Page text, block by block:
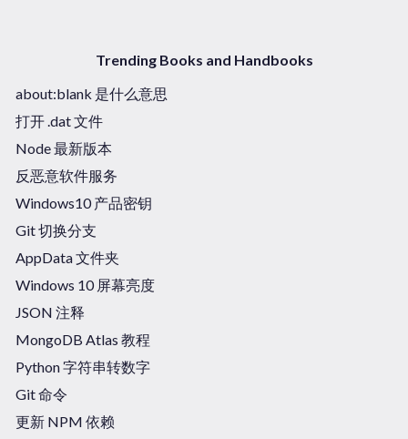
Trending Books and Handbooks
about:blank 是什么意思
打开 .dat 文件
Node 最新版本
反恶意软件服务
Windows10 产品密钥
Git 切换分支
AppData 文件夹
Windows 10 屏幕亮度
JSON 注释
MongoDB Atlas 教程
Python 字符串转数字
Git 命令
更新 NPM 依赖